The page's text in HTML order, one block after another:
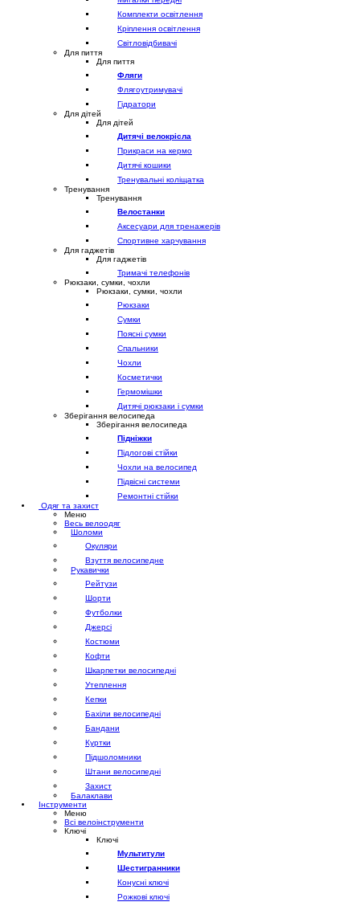
Комплекти освітлення
Кріплення освітлення
Світловідбивачі
Для пиття
Для пиття
Фляги
Флягоутримувачі
Гідратори
Для дітей
Для дітей
Дитячі велокрісла
Прикраси на кермо
Дитячі кошики
Тренувальні коліщатка
Тренування
Тренування
Велостанки
Аксесуари для тренажерів
Спортивне харчування
Для гаджетів
Для гаджетів
Тримачі телефонів
Рюкзаки, сумки, чохли
Рюкзаки, сумки, чохли
Рюкзаки
Сумки
Поясні сумки
Спальники
Чохли
Косметички
Гермомішки
Дитячі рюкзаки і сумки
Зберігання велосипеда
Зберігання велосипеда
Підніжки
Підлогові стійки
Чохли на велосипед
Підвісні системи
Ремонтні стійки
Одяг та захист
Меню
Весь велоодяг
Шоломи
Окуляри
Взуття велосипедне
Рукавички
Рейтузи
Шорти
Футболки
Джерсі
Костюми
Кофти
Шкарпетки велосипедні
Утеплення
Кепки
Бахіли велосипедні
Бандани
Куртки
Підшоломники
Штани велосипедні
Захист
Балаклави
Інструменти
Меню
Всі велоінструменти
Ключі
Ключі
Мультитули
Шестигранники
Конусні ключі
Рожкові ключі